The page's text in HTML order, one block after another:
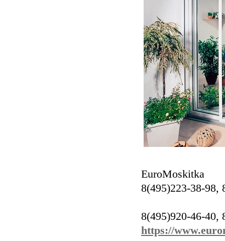
EuroMoskitka
8(495)223-38-98,
8(495)920-46-40,
https://